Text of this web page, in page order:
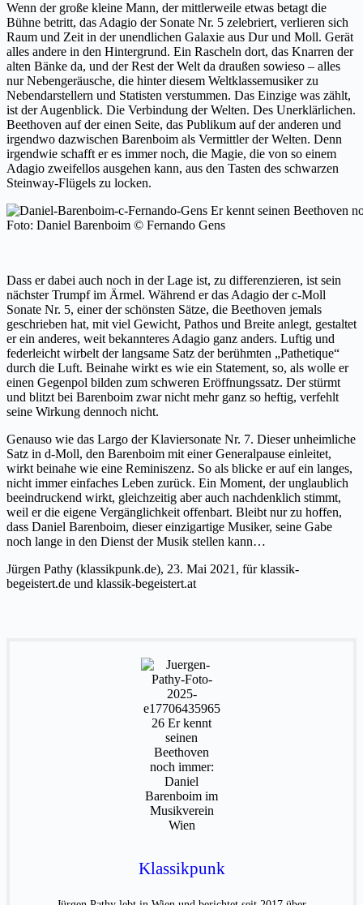
Wenn der große kleine Mann, der mittlerweile etwas betagt die
Bühne betritt, das Adagio der Sonate Nr. 5 zelebriert, verlieren sich
Raum und Zeit in der unendlichen Galaxie aus Dur und Moll. Gerät
alles andere in den Hintergrund. Ein Rascheln dort, das Knarren der
alten Bänke da, und der Rest der Welt da draußen sowieso – alles
nur Nebengeräusche, die hinter diesem Weltklassemusiker zu
Nebendarstellern und Statisten verstummen. Das Einzige was zählt,
ist der Augenblick. Die Verbindung der Welten. Des Unerklärlichen.
Beethoven auf der einen Seite, das Publikum auf der anderen und
irgendwo dazwischen Barenboim als Vermittler der Welten. Denn
irgendwie schafft er es immer noch, die Magie, die von so einem
Adagio zweifellos ausgehen kann, aus den Tasten des schwarzen
Steinway-Flügels zu locken.
Foto: Daniel Barenboim © Fernando Gens
Dass er dabei auch noch in der Lage ist, zu differenzieren, ist sein
nächster Trumpf im Ärmel. Während er das Adagio der c-Moll
Sonate Nr. 5, einer der schönsten Sätze, die Beethoven jemals
geschrieben hat, mit viel Gewicht, Pathos und Breite anlegt, gestaltet
er ein anderes, weit bekannteres Adagio ganz anders. Luftig und
federleicht wirbelt der langsame Satz der berühmten „Pathetique“
durch die Luft. Beinahe wirkt es wie ein Statement, so, als wolle er
einen Gegenpol bilden zum schweren Eröffnungssatz. Der stürmt
und blitzt bei Barenboim zwar nicht mehr ganz so heftig, verfehlt
seine Wirkung dennoch nicht.
Genauso wie das Largo der Klaviersonate Nr. 7. Dieser unheimliche
Satz in d-Moll, den Barenboim mit einer Generalpause einleitet,
wirkt beinahe wie eine Reminiszenz. So als blicke er auf ein langes,
nicht immer einfaches Leben zurück. Ein Moment, der unglaublich
beeindruckend wirkt, gleichzeitig aber auch nachdenklich stimmt,
weil er die eigene Vergänglichkeit offenbart. Bleibt nur zu hoffen,
dass Daniel Barenboim, dieser einzigartige Musiker, seine Gabe
noch lange in den Dienst der Musik stellen kann…
Jürgen Pathy (klassikpunk.de), 23. Mai 2021, für klassik-
begeistert.de und klassik-begeistert.at
Klassikpunk